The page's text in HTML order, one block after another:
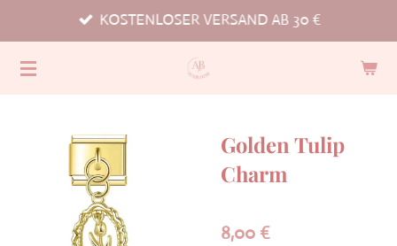
Hauptinhalt
springen
KOSTENLOSER VERSAND AB 30 €
Golden Tulip
Charm
8,00 €